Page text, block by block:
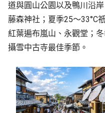
道與圓山公園以及鴨川沿
藤森神社；夏季25～33°C
紅葉遍布嵐山、永觀堂；
攝雪中古寺最佳季節。